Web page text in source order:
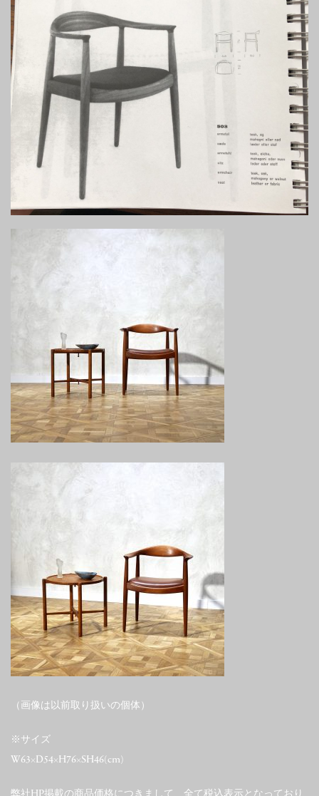
（画像は以前取り扱いの個体）
※サイズ
W63×D54×H76×SH46(cm)